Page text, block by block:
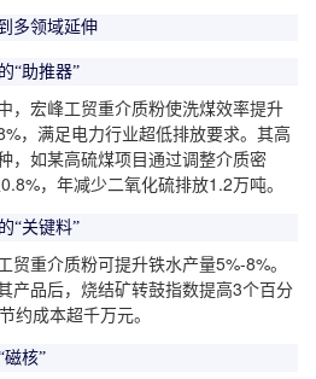
多领域延伸
“助推器”
，宏峰工贸重介质粉使洗煤效率提升
，满足电力行业超低排放要求。其高
，如某高硫煤项目通过调整介质密
，年减少二氧化硫排放1.2万吨。
“关键料”
贸重介质粉可提升铁水产量5%-8%。
产品后，烧结矿转鼓指数提高3个百分
约成本超千万元。
磁核”